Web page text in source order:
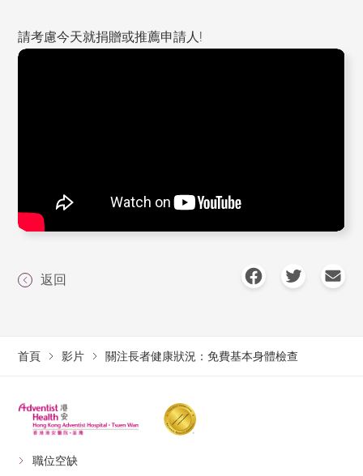
請考慮今天就捐贈或推薦申請人!
返回
首頁 影片 關注長者健康狀況：免費基本身體檢查
職位空缺